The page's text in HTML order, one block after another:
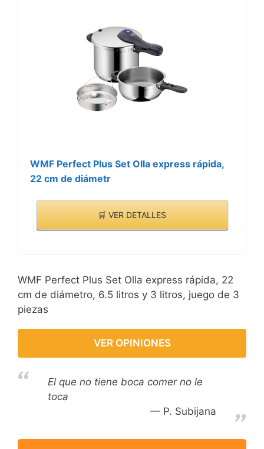
WMF Perfect Plus Set Olla express rápida,
22 cm de diámetr
🛒 VER DETALLES
WMF Perfect Plus Set Olla express rápida, 22
cm de diámetro, 6.5 litros y 3 litros, juego de 3
piezas
VER OPINIONES
El que no tiene boca comer no le
toca
P. Subijana